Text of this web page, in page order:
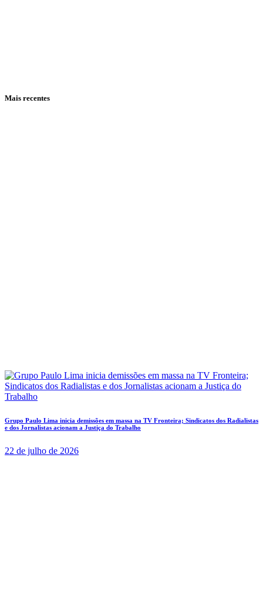
Mais recentes
Grupo Paulo Lima inicia demissões em massa na TV Fronteira; Sindicatos dos Radialistas
e dos Jornalistas acionam a Justiça do Trabalho
22 de julho de 2026